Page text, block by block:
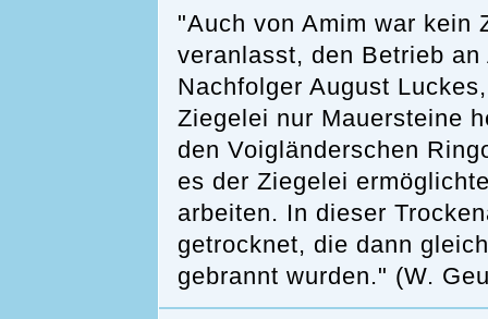
"Auch von Amim war kein
veranlasst, den Betrieb
Nachfolger August
Ziegelei nur Mauersteine
den Voigländerschen
es der Ziegelei
arbeiten. In dieser
getrocknet, die dann
gebrannt wurden." (W.